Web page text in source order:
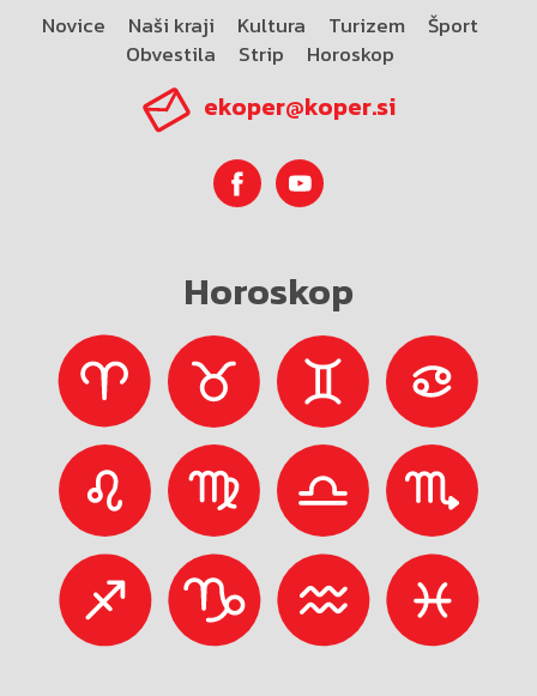
Novice Naši kraji Kultura Turizem
Šport
Obvestila
Strip Horoskop
ekoper@koper.si
Horoskop